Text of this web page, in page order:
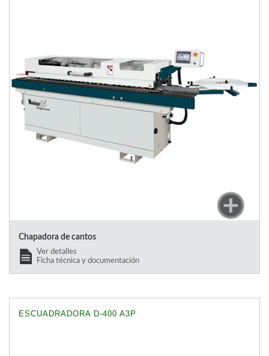
Chapadora de cantos
Ver detalles
Ficha técnica y documentación
ESCUADRADORA D-400 A3P